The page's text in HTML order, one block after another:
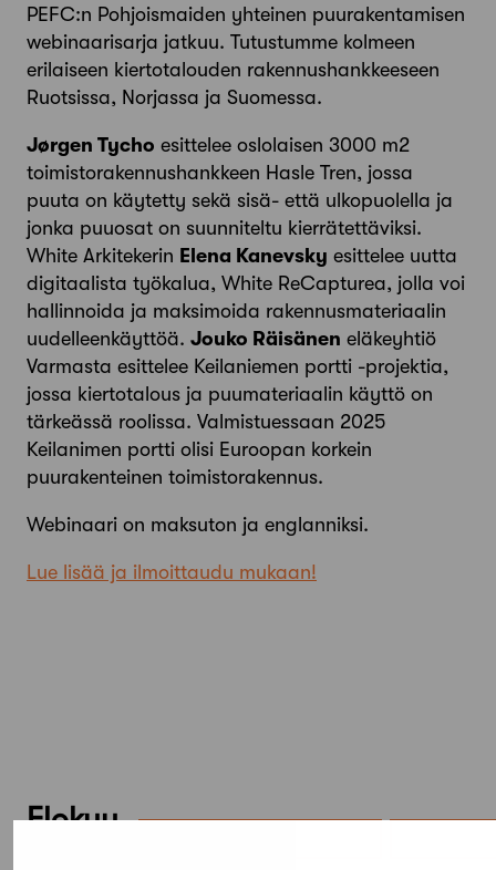
PEFC:n Pohjoismaiden yhteinen puurakentamisen
webinaarisarja jatkuu. Tutustumme kolmeen
erilaiseen kiertotalouden rakennushankkeeseen
Ruotsissa, Norjassa ja Suomessa.
Jørgen Tycho esittelee oslolaisen 3000 m2
toimistorakennushankkeen Hasle Tren, jossa
puuta on käytetty sekä sisä- että ulkopuolella ja
jonka puuosat on suunniteltu kierrätettäviksi.
White Arkitekerin Elena Kanevsky esittelee uutta
digitaalista työkalua, White ReCapturea, jolla voi
hallinnoida ja maksimoida rakennusmateriaalin
uudelleenkäyttöä. Jouko Räisänen eläkeyhtiö
Varmasta esittelee Keilaniemen portti -projektia,
jossa kiertotalous ja puumateriaalin käyttö on
tärkeässä roolissa. Valmistuessaan 2025
Keilanimen portti olisi Euroopan korkein
puurakenteinen toimistorakennus.
Webinaari on maksuton ja englanniksi.
Lue lisää ja ilmoittaudu mukaan!
Elokuu,